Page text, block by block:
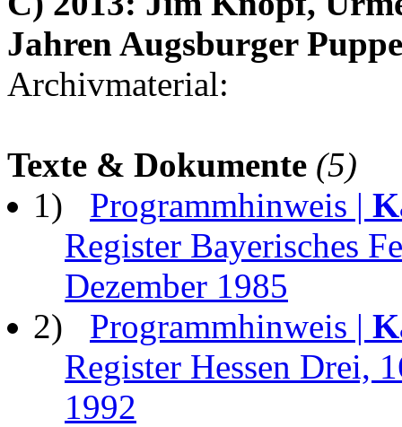
Jahren Augsburger
Archivmaterial:
Texte & Dokumente (5)
1) Programmhinweis |
Register Bayerisches
Dezember 1985
2) Programmhinweis |
Register Hessen Drei,
1992